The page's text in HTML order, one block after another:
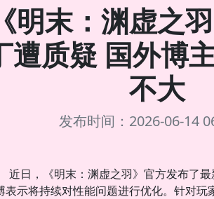
明末：渊虚之
遭质疑 国外博
不大
发布时间：2026-06-14
近日，《明末：渊虚之羽》官方发布了
表示将持续对性能问题进行优化。针对玩